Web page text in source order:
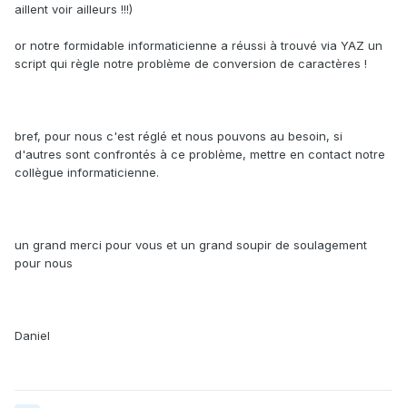
aillent voir ailleurs !!!)
or notre formidable informaticienne a réussi à trouvé via YAZ un
script qui règle notre problème de conversion de caractères !
bref, pour nous c'est réglé et nous pouvons au besoin, si
d'autres sont confrontés à ce problème, mettre en contact notre
collègue informaticienne.
un grand merci pour vous et un grand soupir de soulagement
pour nous
Daniel